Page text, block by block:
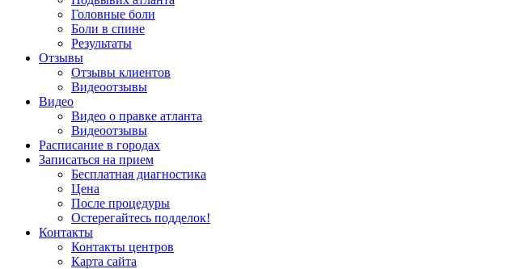
Головные боли
Боли в спине
Результаты
Отзывы
Отзывы клиентов
Видеоотзывы
Видео
Видео о правке атланта
Видеоотзывы
Расписание в городах
Записаться на прием
Бесплатная диагностика
Цена
После процедуры
Остерегайтесь подделок!
Контакты
Контакты центров
Карта сайта